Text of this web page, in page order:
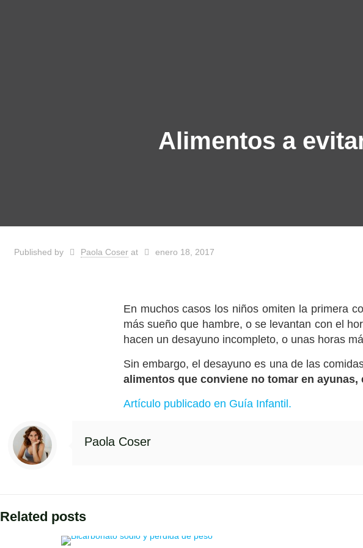
Alimentos a
Published by Paola Coser at enero 18, 2017
En muchos casos los niños omiten la primera
más sueño que hambre, o se levantan con el
hacen un desayuno incompleto, o unas horas
Sin embargo, el desayuno es una de las
alimentos que conviene no tomar en ayunas,
Artículo publicado en Guía Infantil.
Paola Coser
Related posts